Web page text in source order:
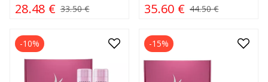
28.48 € 33.50 € 35.60 € 44.50 €
-10% -15%